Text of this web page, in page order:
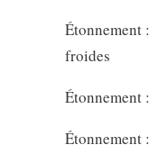
Étonnement
froides
Étonnement
Étonnement